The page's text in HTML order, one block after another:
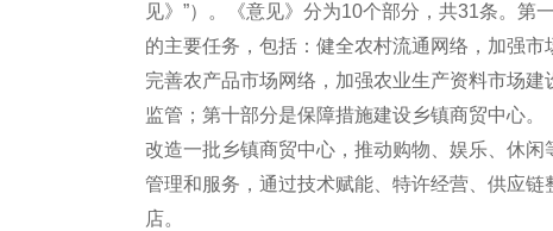
见》”）。《意见》分为10个部分，共31条。第
的主要任务，包括：健全农村流通网络，加强
完善农产品市场网络，加强农业生产资料市场
监管；第十部分是保障措施建设乡镇商贸中心
改造一批乡镇商贸中心，推动购物、娱乐、休
管理和服务，通过技术赋能、特许经营、供应
店。